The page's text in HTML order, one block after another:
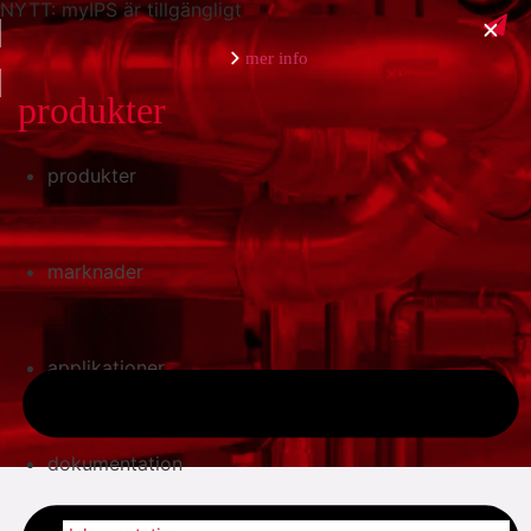
NYTT: myIPS är tillgängligt
mer info
stäng
produkter
marknader
applikationer
dokumentation
produkter